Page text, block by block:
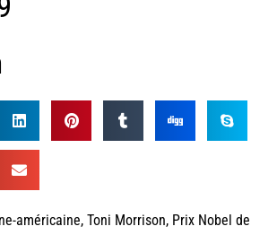
américaine, Toni Morrison, Prix Nobel de